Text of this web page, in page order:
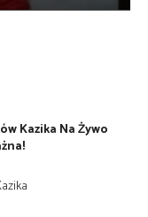
Kazika Na Żywo